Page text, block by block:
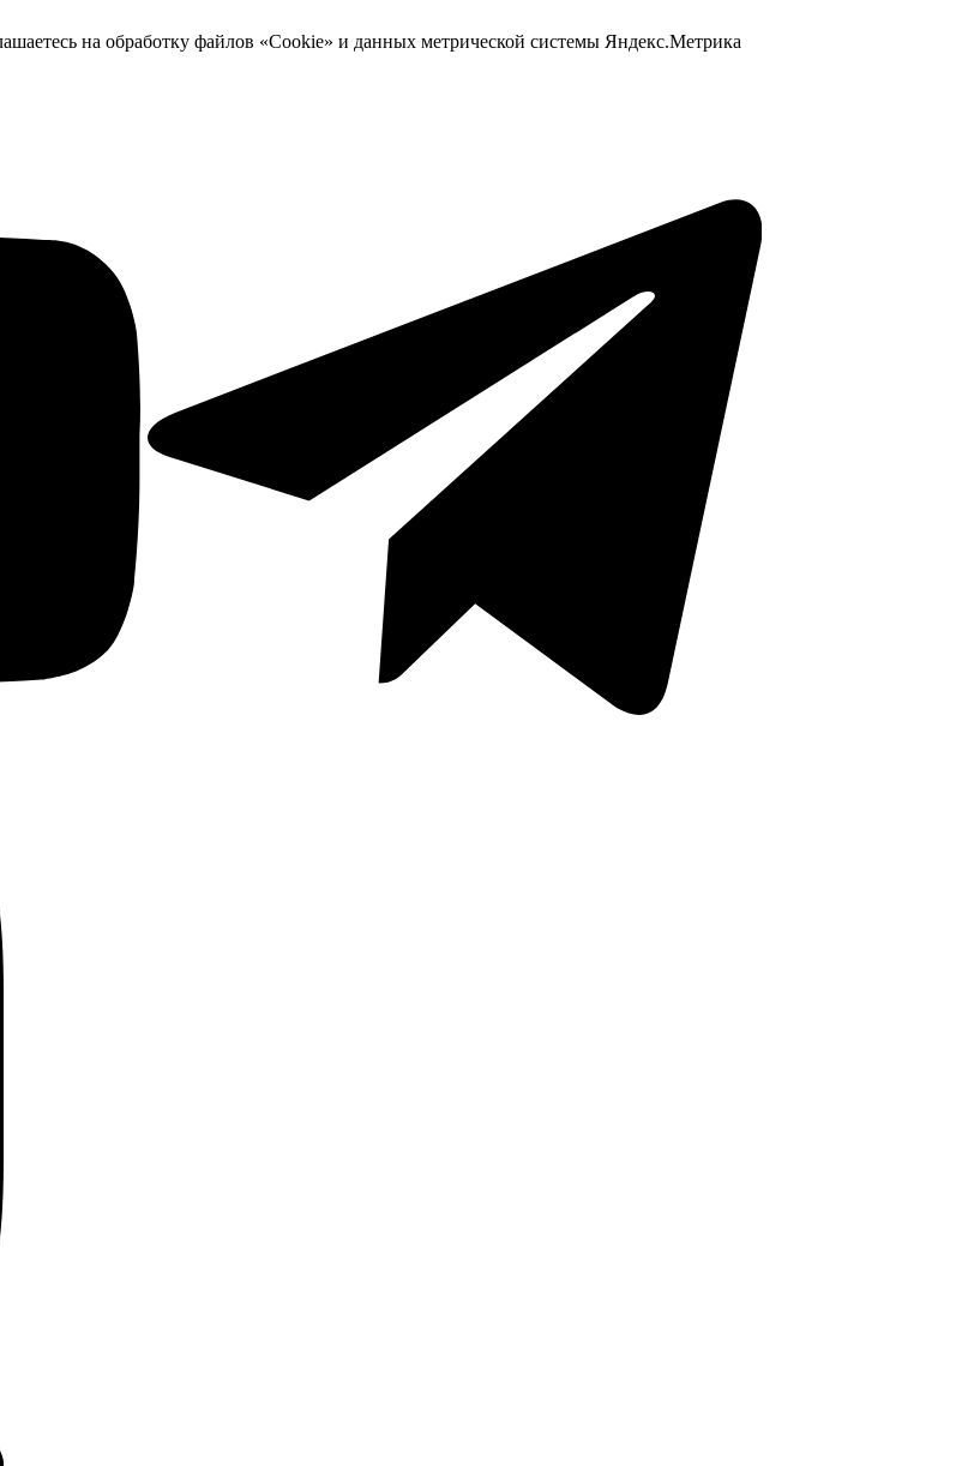
на обработку файлов «Cookie» и данных метрической системы Яндекс.Метрика